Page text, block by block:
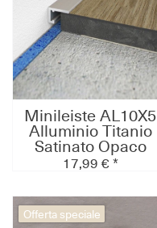
Minileiste AL10X5
Alluminio Titanio
Satinato Opaco
C31
17,99 € *
Offerta speciale